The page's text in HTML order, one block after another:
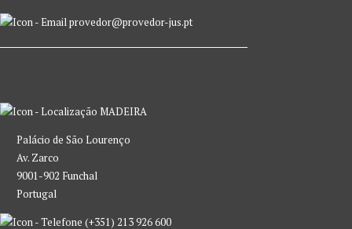
provedor@provedor-jus.pt
MADEIRA
Palácio de São Lourenço
Av. Zarco
9001-902 Funchal
Portugal
(+351) 213 926 600